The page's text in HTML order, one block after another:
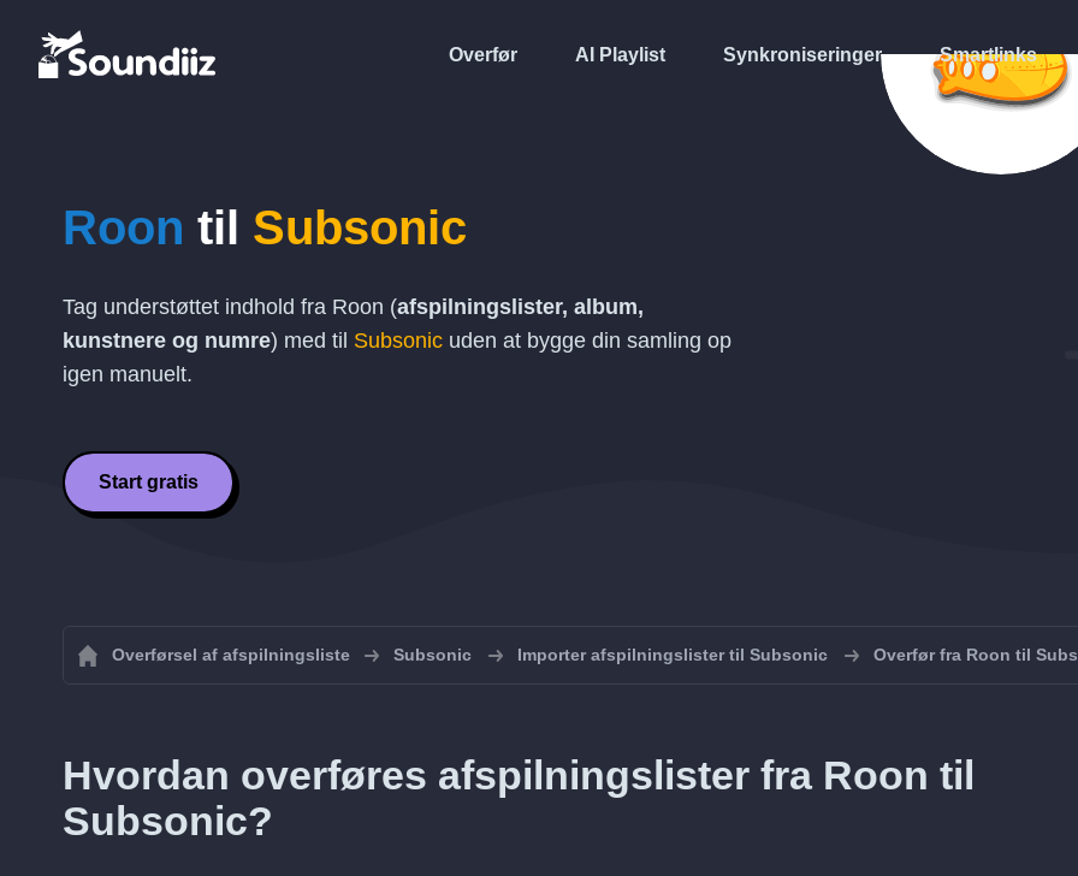
Overfør AI Playlist Synkroniseringer Smartlinks
Roon til Subsonic
Tag understøttet indhold fra Roon (afspilningslister, album,
kunstnere og numre) med til Subsonic uden at bygge din samling op
igen manuelt.
Start gratis
Overførsel af afspilningsliste Subsonic Importer afspilningslister til Subsonic Overfør fra Roon til
Hvordan overføres afspilningslister fra Roon til
Subsonic?